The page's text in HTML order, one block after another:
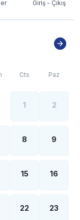
de
Giriş - Çıkış
Cts Paz
1 2
8 9
15 16
22 23